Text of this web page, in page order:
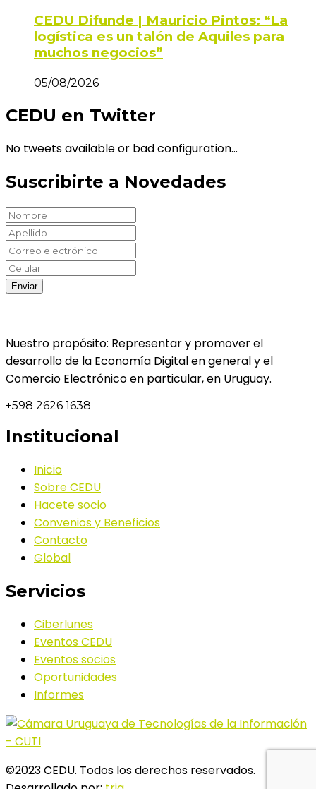
CEDU Difunde | Mauricio Pintos: “La
logística es un talón de Aquiles para
muchos negocios”
05/08/2026
CEDU en Twitter
No tweets available or bad configuration...
Suscribirte a Novedades
Nuestro propósito: Representar y promover el
desarrollo de la Economía Digital en general y el
Comercio Electrónico en particular, en Uruguay.
+598 2626 1638
Institucional
Inicio
Sobre CEDU
Hacete socio
Convenios y Beneficios
Contacto
Global
Servicios
Ciberlunes
Eventos CEDU
Eventos socios
Oportunidades
Informes
©2023 CEDU. Todos los derechos reservados.